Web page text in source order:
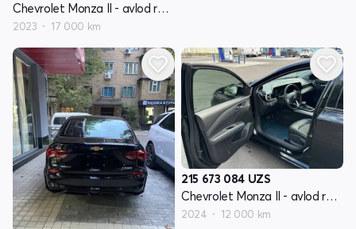
Chevrolet Monza II - avlod restyling
2023 17 000 km
215 673 084 UZS
Chevrolet Monza II - avlod restyling
2024 12 000 km